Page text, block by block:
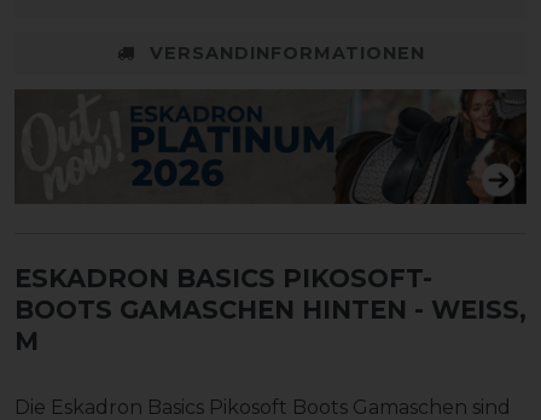
VERSANDINFORMATIONEN
ESKADRON BASICS PIKOSOFT-
BOOTS GAMASCHEN HINTEN - WEISS, M
Die Eskadron Basics Pikosoft Boots Gamaschen sind